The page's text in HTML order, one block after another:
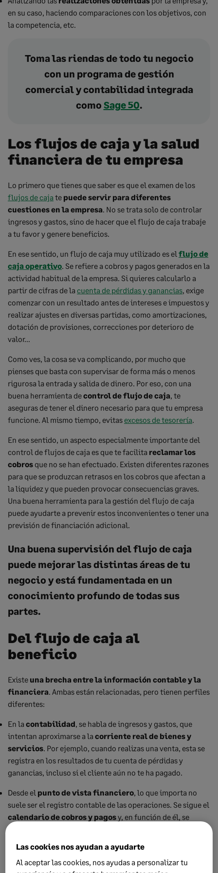
en su caso, haciendo comparaciones con los objetivos, con
la competencia, etc.
Toma las riendas de todo tu negocio
con un programa de gestión
comercial y contabilidad integrada
como Sage 50.
Los flujos de caja y la salud
financiera de tu empresa
Lo primero que tienes que saber es que el examen de los
flujos de caja te puede servir para diferentes
cuestiones en la empresa. No se trata solo de controlar
ingresos y gastos, sino de hacer que el flujo de caja trabaje
a tu favor y genere beneficios.
En ese sentido, un flujo de caja muy utilizado es el flujo de
caja operativo. Se refiere a cobros y pagos generados en la
actividad habitual de la empresa. Si quieres calcularlo a
partir de cifras de la cuenta de pérdidas y ganancias, exige
comenzar con un resultado antes de intereses e impuestos y
realizar ajustes en diversas partidas, como amortizaciones,
dotación de provisiones, correcciones por deterioro de
valor…
Como ves, la cosa se va complicando, por mucho que
pienses que basta con supervisar de forma más o menos
rigurosa la entrada y salida de dinero. Por eso, con una
buena herramienta decontrol de flujo de caja, te
aseguras de tener el dinero necesario para que tu empresa
funcione. Al mismo tiempo, evitas excesos de tesorería.
En ese sentido, un aspecto especialmente importante del
control de flujos de caja es que te facilita reclamar los
cobros que no se han efectuado. Existen diferentes razones
para que se produzcan retrasos en los cobros que afectan a
la liquidez y que pueden provocar consecuencias graves.
Una buena herramienta para la gestión del flujo de caja
puede ayudarte a prevenir estos inconvenientes o tener una
previsión de financiación adicional.
Una buena supervisión del flujo de caja
puede mejorar las distintas áreas de tu
negocio y está fundamentada en un
conocimiento profundo de todas sus
partes.
Del flujo de caja al
beneficio
Existe una brecha entre la información contable y la
financiera. Ambas están relacionadas, pero tienen perfiles
diferentes:
En la contabilidad, se habla de ingresos y gastos, que
intentan aproximarse a la corriente real de bienes y
servicios. Por ejemplo, cuando realizas una venta, esta se
registra en los resultados de tu cuenta de pérdidas y
ganancias, incluso si el cliente aún no te ha pagado.
Desde el punto de vista financiero, lo que importa no
suele ser el registro contable de las operaciones. Se sigue el
calendario de cobros y pagosy, en función de él, se
el libre
Por ello,puedes generar beneficios, pero no tener la
Las cookies nos ayudan a ayudarte
Al aceptar las cookies, nos ayudas a personalizar tu